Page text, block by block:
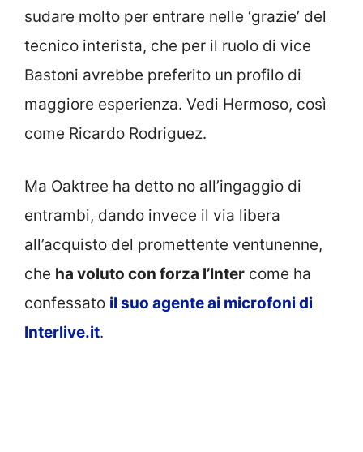
sudare molto per entrare nelle ‘grazie’ del
tecnico interista, che per il ruolo di vice
Bastoni avrebbe preferito un profilo di
maggiore esperienza. Vedi Hermoso, così
come Ricardo Rodriguez.
Ma Oaktree ha detto no all’ingaggio di
entrambi, dando invece il via libera
all’acquisto del promettente ventunenne,
che ha voluto con forza l’Inter come ha
confessato il suo agente ai microfoni di
Interlive.it.